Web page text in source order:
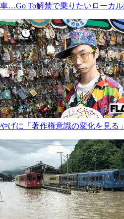
車…Go To解禁で乗りたいローカ
やげに「著作権意識の変化を見る